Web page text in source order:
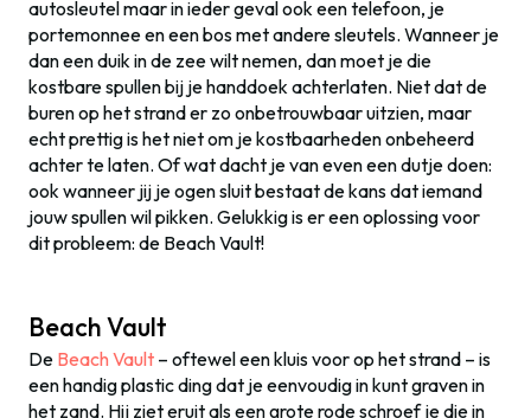
autosleutel maar in ieder geval ook een telefoon, je
portemonnee en een bos met andere sleutels. Wanneer je
dan een duik in de zee wilt nemen, dan moet je die
kostbare spullen bij je handdoek achterlaten. Niet dat de
buren op het strand er zo onbetrouwbaar uitzien, maar
echt prettig is het niet om je kostbaarheden onbeheerd
achter te laten. Of wat dacht je van even een dutje doen:
ook wanneer jij je ogen sluit bestaat de kans dat iemand
jouw spullen wil pikken. Gelukkig is er een oplossing voor
dit probleem: de Beach Vault!
Beach Vault
De Beach Vault – oftewel een kluis voor op het strand – is
een handig plastic ding dat je eenvoudig in kunt graven in
het zand. Hij ziet eruit als een grote rode schroef je die in